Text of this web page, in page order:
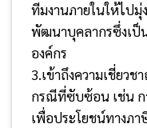
ทีมงานภายในให้ไปมุ่
พัฒนาบุคลากรซึ่งเป็
องค์กร
3.เข้าถึงความเชี่ยว
กรณีที่ซับซ้อน เช่น ก
เพื่อประโยชน์ทางภ